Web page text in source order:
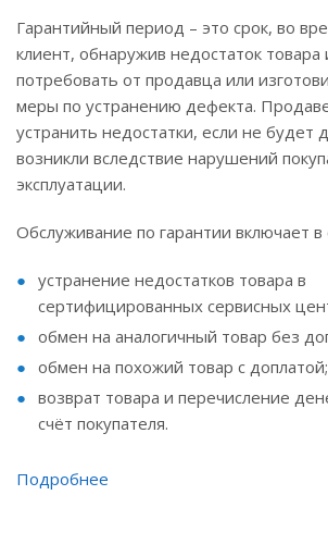
Гарантийный период – это срок, во
клиент, обнаружив недостаток товара
потребовать от продавца или
меры по устранению дефекта.
устранить недостатки, если не будет
возникли вследствие нарушений
эксплуатации.
Обслуживание по гарантии включает в
устранение недостатков товара в
сертифицированных сервисных
обмен на аналогичный товар без
обмен на похожий товар с доплатой;
возврат товара и перечисление
счёт покупателя.
Подробнее